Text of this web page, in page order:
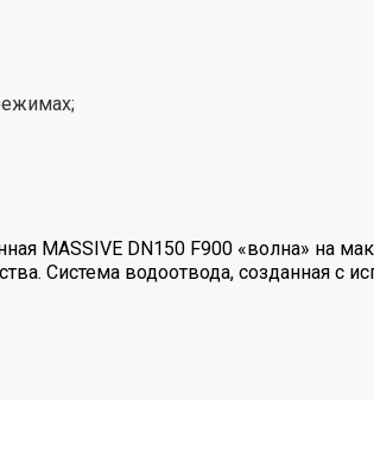
MASSIVE DN150 F900 «волна» на
Система водоотвода, созданная с